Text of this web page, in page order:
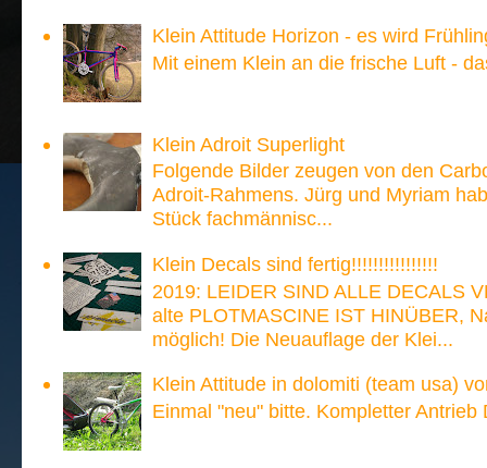
Klein Attitude Horizon - es wird
Mit einem Klein an die frische Luft -
Klein Adroit Superlight
Folgende Bilder zeugen von den
Adroit-Rahmens. Jürg und Myriam
Stück fachmännisc...
Klein Decals sind fertig!!!!!!!!!!!!!!!!
2019: LEIDER SIND ALLE DECALS
alte PLOTMASCINE IST HINÜBER,
möglich! Die Neuauflage der Klei...
Klein Attitude in dolomiti (team usa)
Einmal "neu" bitte. Kompletter Antrieb